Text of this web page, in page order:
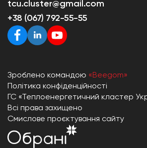
tcu.cluster@gmail.com
+38 (067) 792-55-55
Зроблено командою «Beegom»
Політика конфіденційності
ГС «Теплоенергетичний кластер
Всі права захищено
Смислове проєктування сайту